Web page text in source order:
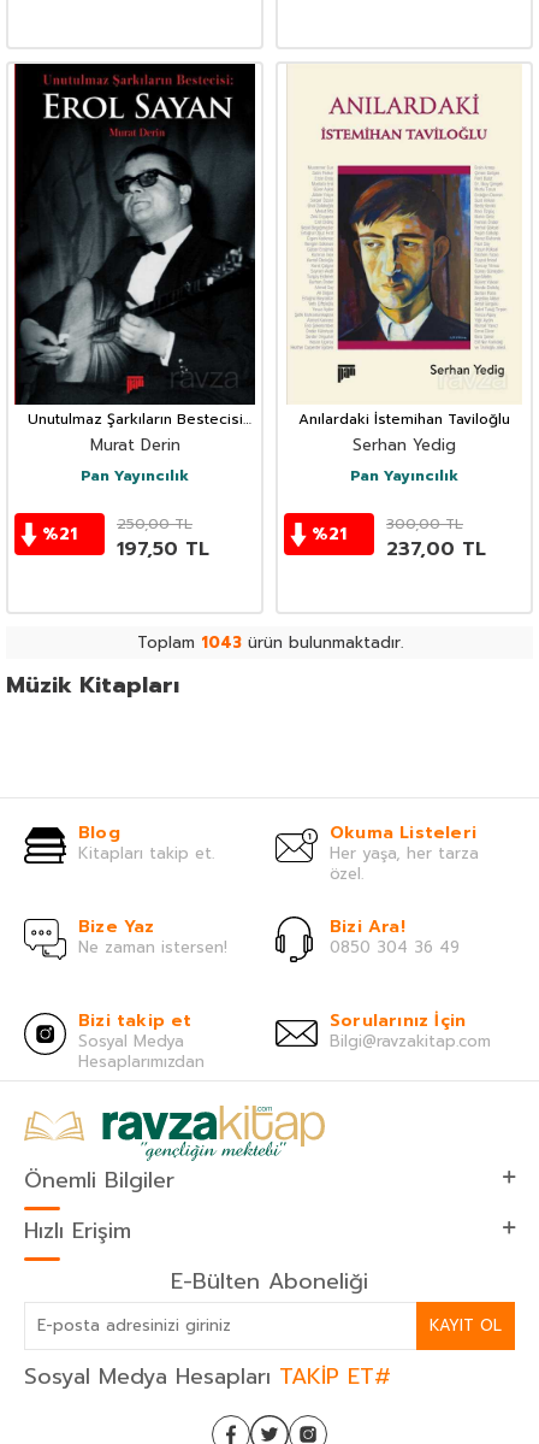
Unutulmaz Şarkıların Bestecisi
Erol Sayan
Murat Derin
Pan Yayıncılık
%21 250,00TL
197,50 TL
Anılardaki İstemihan Taviloğlu
Serhan Yedig
Pan Yayıncılık
%21 300,00TL
237,00 TL
Toplam 1043ürün bulunmaktadır.
Müzik Kitapları
Blog
Kitapları takip et.
Okuma Listeleri
Her yaşa, her tarza
özel.
Bize Yaz
Ne zaman istersen!
Bizi Ara!
0850 304 36 49
Bizi takip et
Sosyal Medya
Hesaplarımızdan
Sorularınız İçin
Bilgi@ravzakitap.com
Önemli Bilgiler
Hızlı Erişim
E-Bülten Aboneliği
KAYIT OL
Sosyal Medya Hesapları TAKİP ET#